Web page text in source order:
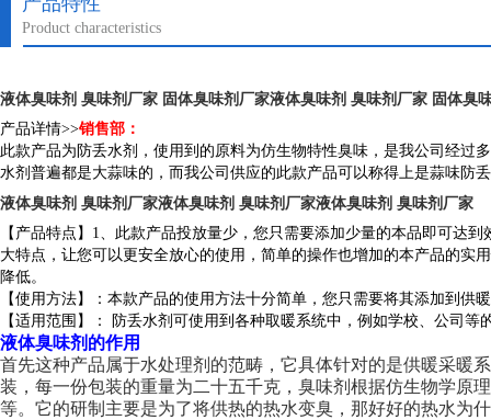
Product characteristics
液体臭味剂 臭味剂厂家 固体臭味剂厂家液体臭味剂 臭味剂厂家 固体臭
产品详情>>销售部：
此款产品为防丢水剂，使用到的原料为仿生物特性臭味，是我公司经过
水剂普遍都是大蒜味的，而我公司供应的此款产品可以称得上是蒜味防
液体臭味剂 臭味剂厂家液体臭味剂 臭味剂厂家液体臭味剂 臭味剂厂家
【产品特点】1、此款产品投放量少，您只需要添加少量的本品即可达
大特点，让您可以更安全放心的使用，简单的操作也增加的本产品的实
降低。
【使用方法】：本款产品的使用方法十分简单，您只需要将其添加到
【适用范围】： 防丢水剂可使用到各种取暖系统中，例如学校、公司
液体臭味剂的作用
首先这种产品属于水处理剂的范畴，它具体针对的是供暖采暖
装，每一份包装的重量为二十五千克，臭味剂根据仿生物学原
等。它的研制主要是为了将供热的热水变臭，那好好的热水为